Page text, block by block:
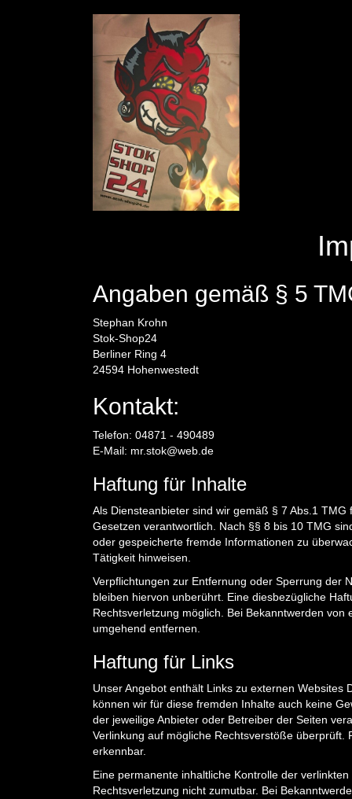
Angaben gemäß § 5
Stephan Krohn
Stok-Shop24
Berliner Ring 4
24594 Hohenwestedt
Kontakt:
Telefon: 04871 - 490489
E-Mail: mr.stok@web.de
Haftung für Inhalte
Als Diensteanbieter sind wir gemäß § 7 Abs.1
Gesetzen verantwortlich. Nach §§ 8 bis 10 TMG
oder gespeicherte fremde Informationen zu
Tätigkeit hinweisen.
Verpflichtungen zur Entfernung oder Sperrung der
bleiben hiervon unberührt. Eine diesbezügliche
Rechtsverletzung möglich. Bei Bekanntwerden
umgehend entfernen.
Haftung für Links
Unser Angebot enthält Links zu externen
können wir für diese fremden Inhalte auch keine
der jeweilige Anbieter oder Betreiber der Seiten
Verlinkung auf mögliche Rechtsverstöße
erkennbar.
Eine permanente inhaltliche Kontrolle der
Rechtsverletzung nicht zumutbar. Bei